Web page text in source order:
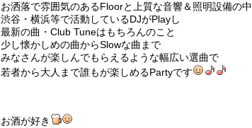
お洒落で雰囲気のあるFloorと上質な音響＆照明設備の中
渋谷・横浜等で活動しているDJがPlayし
最新の曲・Club Tuneはもちろんのこと
少し懐かしめの曲からSlowな曲まで
みなさんが楽しんでもらえるような幅広い選曲で
若者から大人まで誰もが楽しめるPartyです
お酒が好き